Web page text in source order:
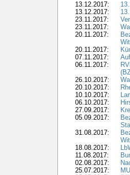
13.12.2017:
13.12.2017:
23.11.2017:
23.11.2017:
20.11.2017:
20.11.2017:
07.11.2017:
06.11.2017:
26.10.2017:
20.10.2017:
10.10.2017:
06.10.2017:
27.09.2017:
05.09.2017:
31.08.2017:
18.08.2017:
11.08.2017:
02.08.2017:
25.07.2017: